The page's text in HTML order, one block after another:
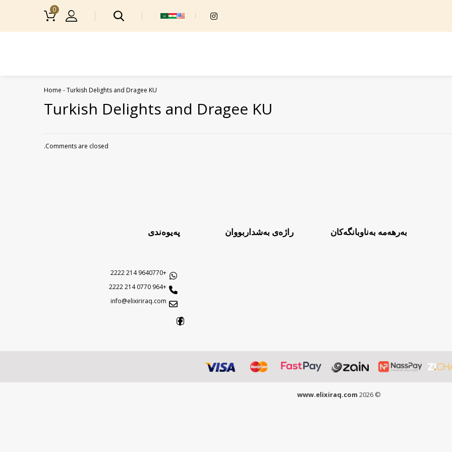
0
Home -Turkish Delights and Dragee KU
Turkish Delights and Dragee KU
Comments are closed.
بەرهەمە بەناوبانگەکان راژەی بەشداربووان پەیوەندی
+9640770 214 2222
+964 0770 214 2222
info@elixiriraq.com
© 2026
www.elixiraq.com